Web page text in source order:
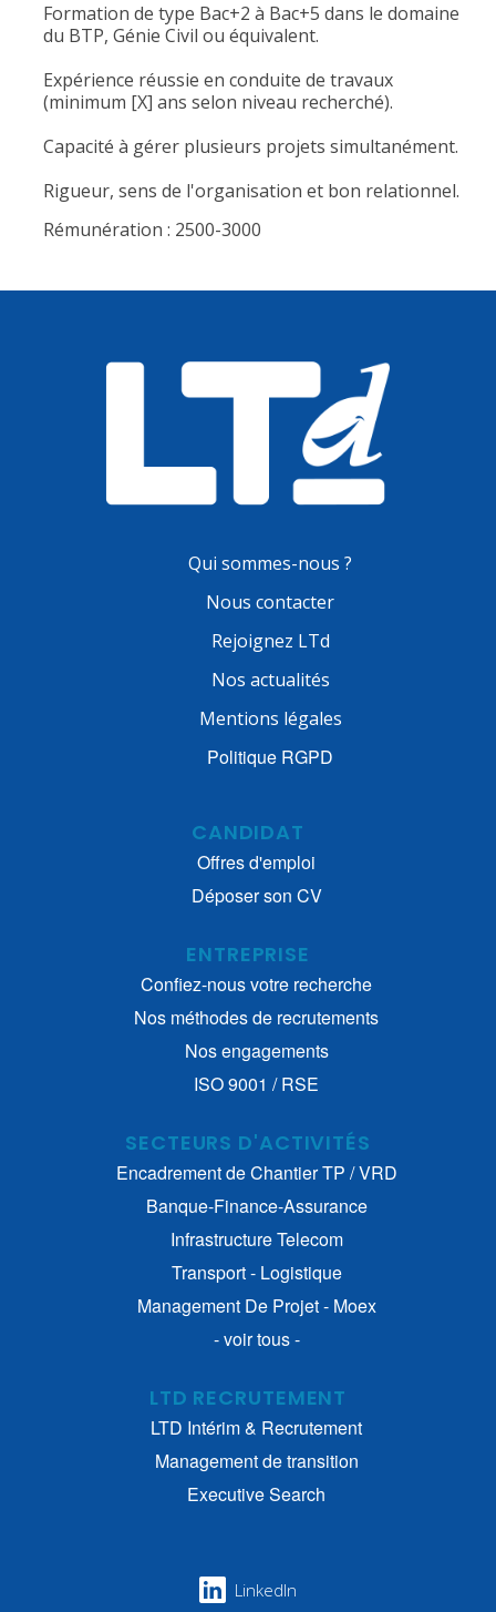
Formation de type Bac+2 à Bac+5 dans le domaine
du BTP, Génie Civil ou équivalent.
Expérience réussie en conduite de travaux
(minimum [X] ans selon niveau recherché).
Capacité à gérer plusieurs projets simultanément.
Rigueur, sens de l'organisation et bon relationnel.
Rémunération : 2500-3000
Qui sommes-nous ?
Nous contacter
Rejoignez LTd
Nos actualités
Mentions légales
Politique RGPD
CANDIDAT
Offres d'emploi
Déposer son CV
ENTREPRISE
Confiez-nous votre recherche
Nos méthodes de recrutements
Nos engagements
ISO 9001 / RSE
SECTEURS D'ACTIVITÉS
Encadrement de Chantier TP / VRD
Banque-Finance-Assurance
Infrastructure Telecom
Transport - Logistique
Management De Projet - Moex
- voir tous -
LTD RECRUTEMENT
LTD Intérim & Recrutement
Management de transition
Executive Search
LinkedIn